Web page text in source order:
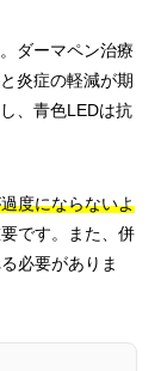
ダーマペン治療
炎症の軽減が期
、青色LEDは抗
度にならないよ
です。また、併
必要がありま